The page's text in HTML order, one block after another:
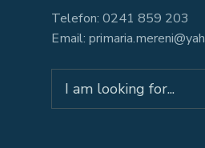
Telefon: 0241 859 203
Email:
for: